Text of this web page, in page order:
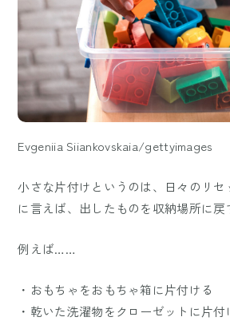
Evgeniia Siiankovskaia/gettyimages
小さな片付けというのは、日々のリセ
に言えば、出したものを収納場所に戻
例えば……
・おもちゃをおもちゃ箱に片付ける
・乾いた洗濯物をクローゼットに片付